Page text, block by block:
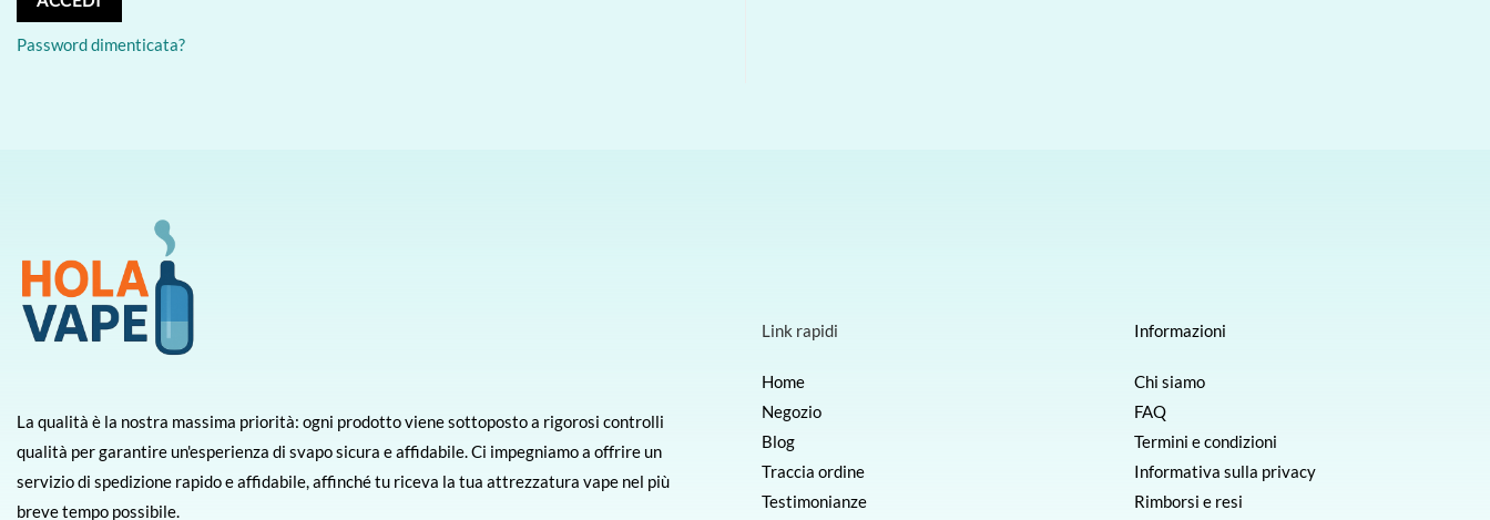
Password dimenticata?
La qualità è la nostra massima priorità: ogni prodotto viene sottoposto a rigorosi controlli
qualità per garantire un'esperienza di svapo sicura e affidabile. Ci impegniamo a offrire un
servizio di spedizione rapido e affidabile, affinché tu riceva la tua attrezzatura vape nel più
breve tempo possibile.
Link rapidi
Home
Negozio
Blog
Traccia ordine
Testimonianze
Informazioni
Chi siamo
FAQ
Termini e condizioni
Informativa sulla privacy
Rimborsi e resi